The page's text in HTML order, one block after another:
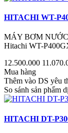
HITACHI WT-
MÁY BƠM
Hitachi WT-
12.500.000
Mua hàng
Thêm vào DS yêu
So sánh sản phẩm
HITACHI DT-